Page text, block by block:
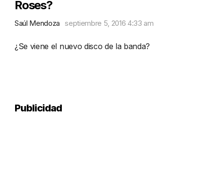
Roses?
Saúl Mendoza septiembre 5, 2016 4:33 am
¿Se viene el nuevo disco de la banda?
Publicidad